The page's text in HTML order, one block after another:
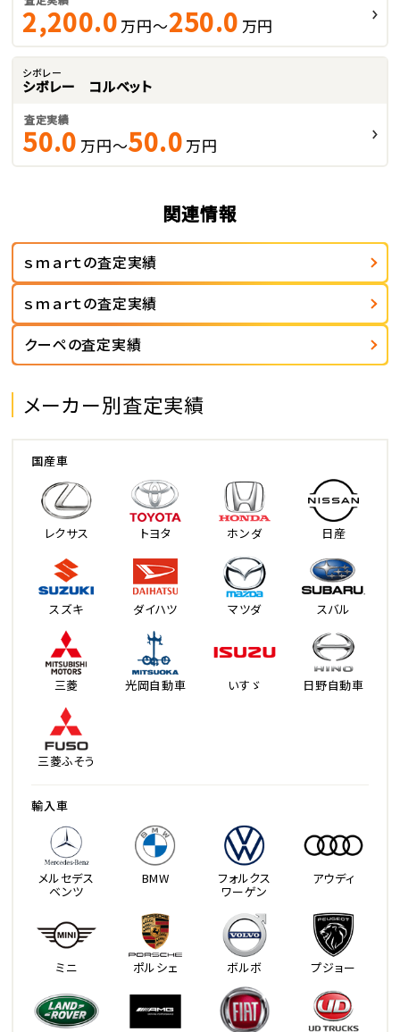
2,200.0 万円～250.0 万円
シボレー
シボレー コルベット
査定実績
50.0 万円～50.0 万円
関連情報
ｓｍａｒｔの査定実績
ｓｍａｒｔの査定実績
クーペの査定実績
メーカー別査定実績
国産車
レクサス トヨタ ホンダ 日産
スズキ ダイハツ マツダ スバル
三菱 光岡自動車 いすゞ 日野自動車
三菱ふそう
輸入車
メルセデス
ベンツ
BMW フォルクス
ワーゲン
アウディ
ミニ ポルシェ ボルボ プジョー